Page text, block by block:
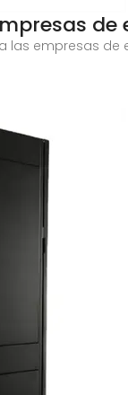
de
las empresas